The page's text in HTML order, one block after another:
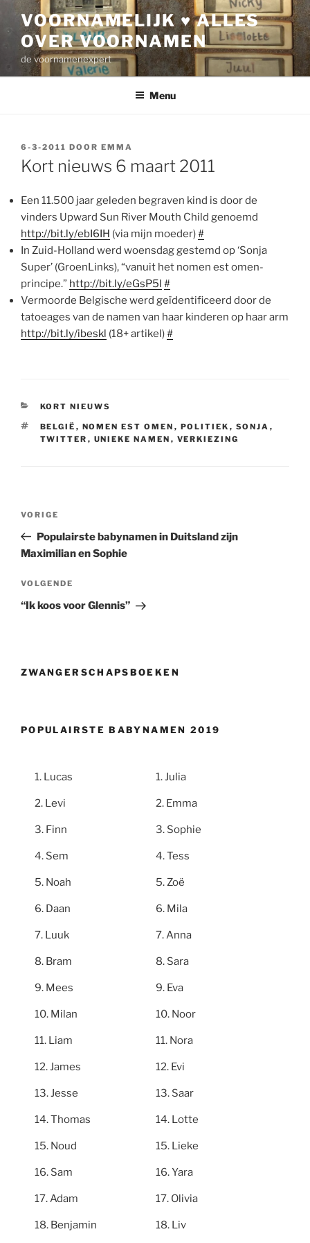
inhoud
VOORNAMELIJK ♥ ALLES
OVER VOORNAMEN
de voornamenexpert
Menu
GEPLAATST
OP
6-3-2011 DOOR EMMA
Kort nieuws 6 maart 2011
Een 11.500 jaar geleden begraven kind is door de
vinders Upward Sun River Mouth Child genoemd
http://bit.ly/ebI6IH (via mijn moeder)#
In Zuid-Holland werd woensdag gestemd op ‘Sonja
Super’ (GroenLinks), “vanuit het nomen est omen-
principe.” http://bit.ly/eGsP5l #
Vermoorde Belgische werd geïdentificeerd door de
tatoeages van de namen van haar kinderen op haar arm
http://bit.ly/ibeskl (18+ artikel)#
CATEGORIEËN
KORT NIEUWS
TAGS
BELGIË , NOMEN EST OMEN , POLITIEK , SONJA ,
TWITTER , UNIEKE NAMEN , VERKIEZING
Vorig
bericht
VORIGE
Populairste babynamen in Duitsland zijn
Maximilian en Sophie
Volgend
bericht
VOLGENDE
“Ik koos voor Glennis”
ZWANGERSCHAPSBOEKEN
POPULAIRSTE BABYNAMEN 2019
Lucas
Levi
Finn
Sem
Noah
Daan
Luuk
Bram
Mees
Milan
Liam
James
Jesse
Thomas
Noud
Sam
Adam
Benjamin
Julia
Emma
Sophie
Tess
Zoë
Mila
Anna
Sara
Eva
Noor
Nora
Evi
Saar
Lotte
Lieke
Yara
Olivia
Liv